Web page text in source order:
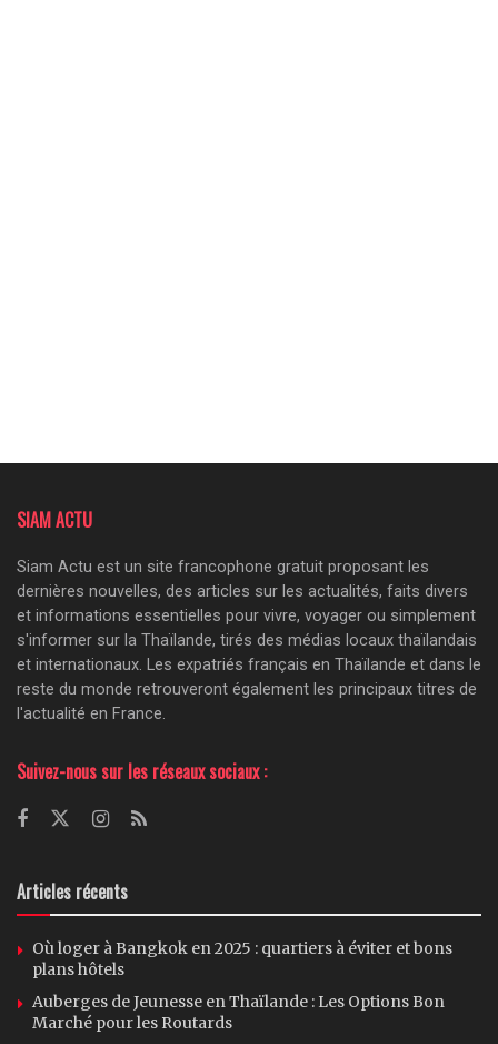
SIAM ACTU
Siam Actu est un site francophone gratuit proposant les
dernières nouvelles, des articles sur les actualités, faits divers
et informations essentielles pour vivre, voyager ou simplement
s'informer sur la Thaïlande, tirés des médias locaux thaïlandais
et internationaux. Les expatriés français en Thaïlande et dans le
reste du monde retrouveront également les principaux titres de
l'actualité en France.
Suivez-nous sur les réseaux sociaux :
Articles récents
Où loger à Bangkok en 2025 : quartiers à éviter et bons
plans hôtels
Auberges de Jeunesse en Thaïlande : Les Options Bon
Marché pour les Routards